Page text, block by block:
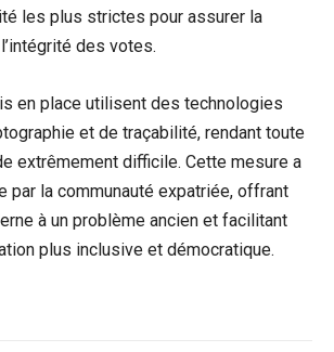
les plus ‌strictes pour‍ assurer la
des votes.
en place utilisent des technologies
et de traçabilité, rendant toute
extrêmement difficile.​ Cette mesure a
par la communauté expatriée, offrant
à un problème ancien et facilitant
plus inclusive et démocratique.